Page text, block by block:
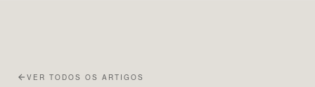
VER TODOS OS ARTIGOS